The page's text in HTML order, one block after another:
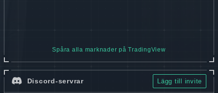
Spåra alla marknader på TradingView
Discord-servrar Lägg till invite